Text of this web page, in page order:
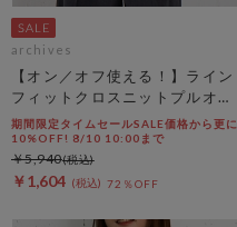
archives
【オン／オフ使える！】ライン
フィットクロスニットプルオー
バー
期間限定タイムセールSALE価格から更に
10%OFF! 8/10 10:00まで
￥1,604 72％OFF
￥5,940